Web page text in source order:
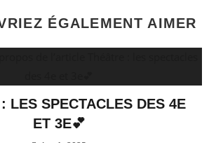
ÉGALEMENT AIMER
LES SPECTACLES DES 4E
ET 3E💕